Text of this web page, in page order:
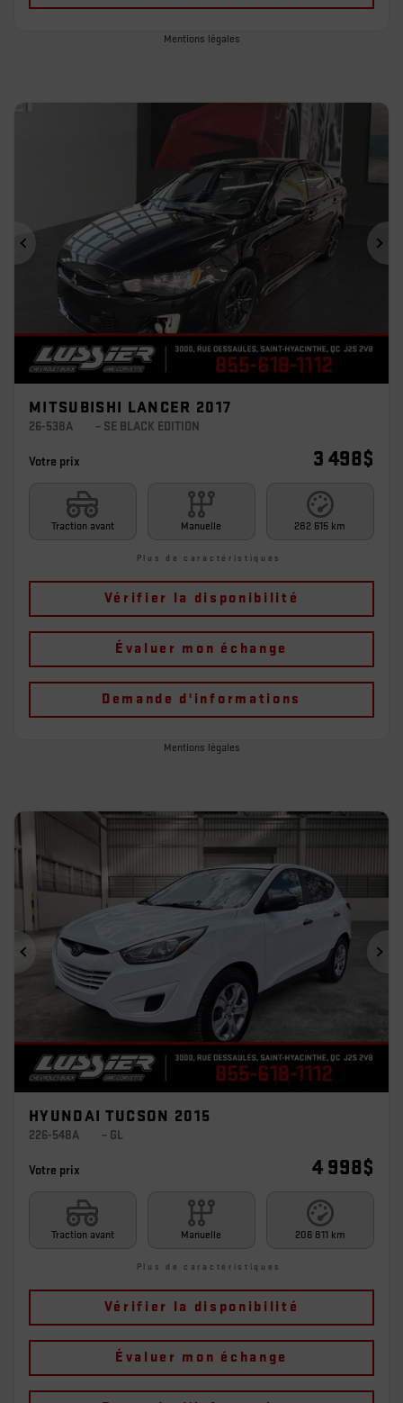
Mentions légales
Précédent
MITSUBISHI LANCER 2017
26-538A – SE BLACK EDITION
Votre prix 3 498$
Traction avant Manuelle 282 615 km
Plus de caractéristiques
Vérifier la disponibilité
Évaluer mon échange
Demande d'informations
Mentions légales
Précédent
HYUNDAI TUCSON 2015
226-548A – GL
Votre prix 4 998$
Traction avant Manuelle 206 811 km
Plus de caractéristiques
Vérifier la disponibilité
Évaluer mon échange